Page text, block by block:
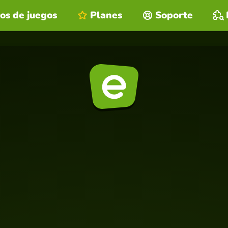
de juegos Planes Soporte